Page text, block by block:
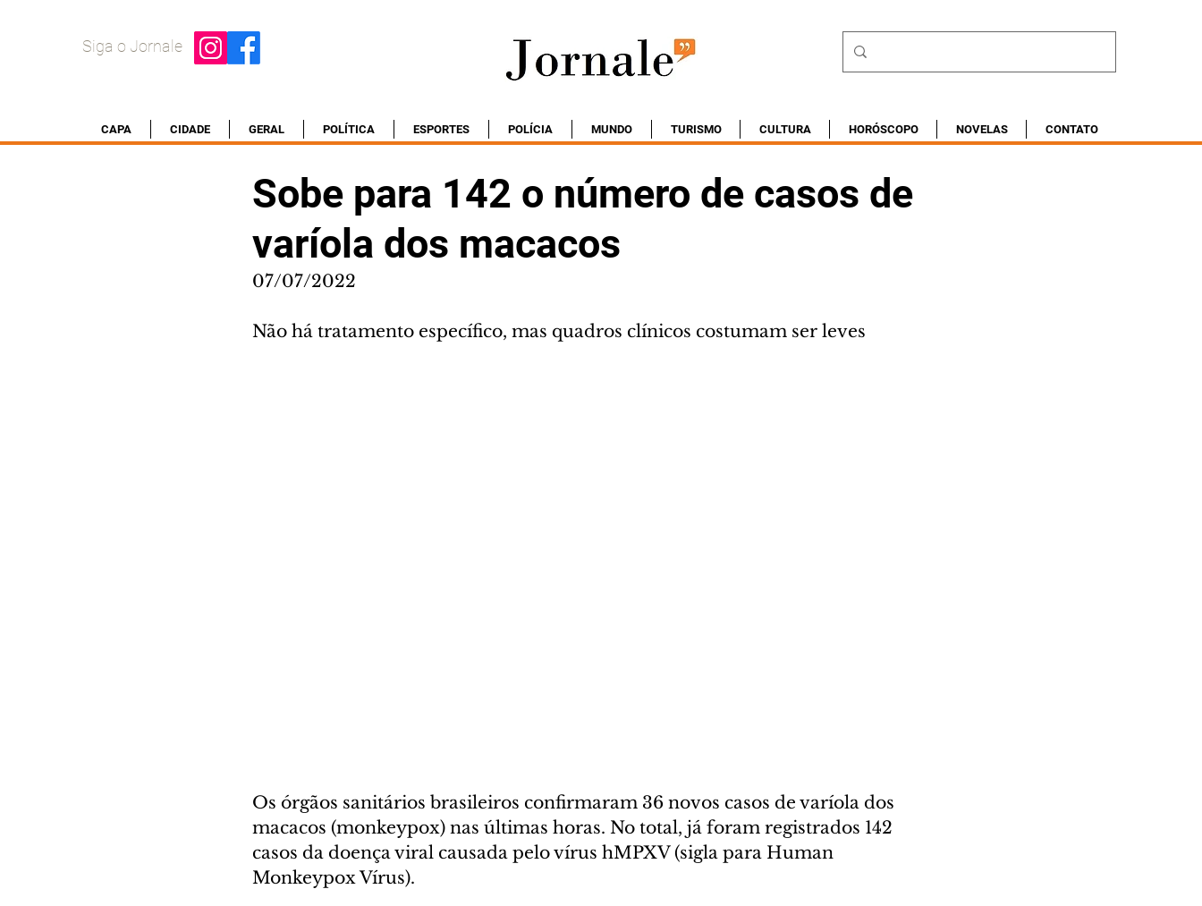
Siga o Jornale
CAPA CIDADE GERAL POLÍTICA ESPORTES POLÍCIA MUNDO TURISMO CULTURA HORÓSCOPO NOVELAS CONTATO
Sobe para 142 o número de casos de
varíola dos macacos
07/07/2022
Não há tratamento específico, mas quadros clínicos costumam ser leves
Os órgãos sanitários brasileiros confirmaram 36 novos casos de varíola dos
macacos (monkeypox) nas últimas horas. No total, já foram registrados 142
casos da doença viral causada pelo vírus hMPXV (sigla para Human
Monkeypox Vírus).